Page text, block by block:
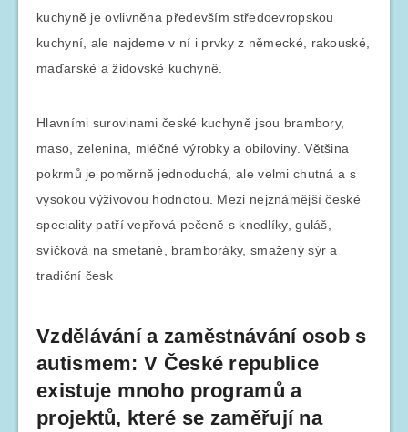
kuchyně je ovlivněna především středoevropskou
kuchyní, ale najdeme v ní i prvky z německé, rakouské,
maďarské a židovské kuchyně.
Hlavními surovinami české kuchyně jsou brambory,
maso, zelenina, mléčné výrobky a obiloviny. Většina
pokrmů je poměrně jednoduchá, ale velmi chutná a s
vysokou výživovou hodnotou. Mezi nejznámější české
speciality patří vepřová pečeně s knedlíky, guláš,
svíčková na smetaně, bramboráky, smažený sýr a
tradiční česk
Vzdělávání a zaměstnávání osob s
autismem: V České republice
existuje mnoho programů a
projektů, které se zaměřují na